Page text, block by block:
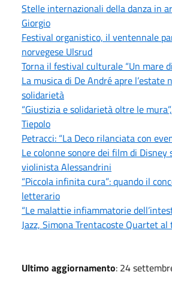
Stelle internazionali della danza in
Giorgio
Festival organistico, il ventennale
norvegese Ulsrud
Torna il festival culturale “Un mare
La musica di De André apre l’estate
solidarietà
“Giustizia e solidarietà oltre le
Tiepolo
Petracci: “La Deco rilanciata con
Le colonne sonore dei film di Disney
violinista Alessandrini
“Piccola infinita cura”: quando il
letterario
“Le malattie infiammatorie
Jazz, Simona Trentacoste Quartet
Ultimo aggiornamento: 24